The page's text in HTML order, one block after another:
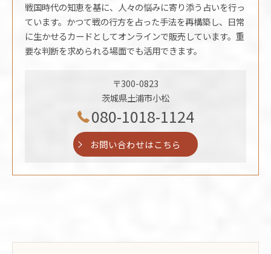
戦国時代の知恵を基に、人々の悩みに寄り添う占いを行っ
ています。かつて戦の行方を占った手法を再構築し、日常
に生かせるカードとしてオンラインで販売しています。重
要な判断を求められる場面でも活用できます。
〒300-0823
茨城県土浦市小松
080-1018-1124
お問い合わせはこちら